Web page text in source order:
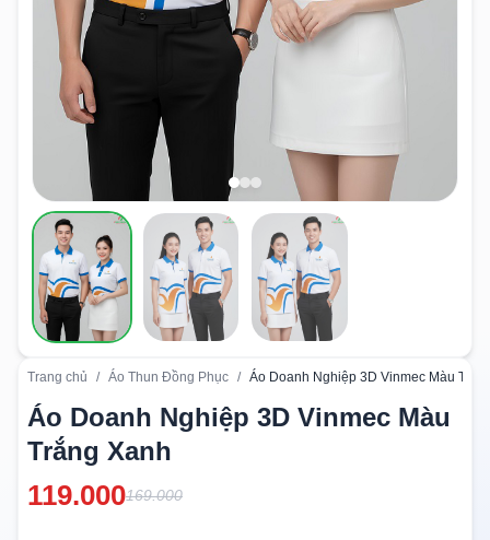
Trang chủ / Áo Thun Đồng Phục / Áo Doanh Nghiệp 3D Vinmec Màu
Áo Doanh Nghiệp 3D Vinmec Màu
Trắng Xanh
119.000169.000